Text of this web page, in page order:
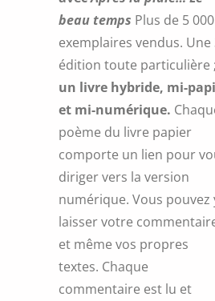
beau temps Plus de 5 000
exemplaires vendus. Une
édition toute particulière
un livre hybride, mi-
et mi-numérique.
poème du livre papier
comporte un lien pour
diriger vers la version
numérique. Vous pouvez
laisser votre
et même vos propres
textes. Chaque
commentaire est lu et